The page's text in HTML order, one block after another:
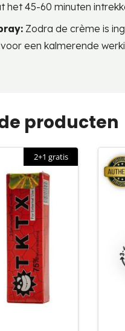
het 45-60 minuten
Zodra de crème is
een kalmerende
producten
2+1 gratis